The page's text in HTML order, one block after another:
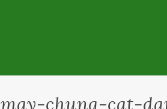
may-chung-cat-